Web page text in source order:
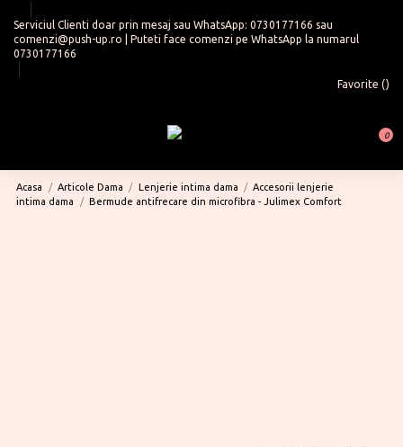
Serviciul Clienti doar prin mesaj sau WhatsApp: 0730177166 sau
comenzi@push-up.ro | Puteti face comenzi pe WhatsApp la numarul
0730177166
Favorite ()
0
Acasa Articole Dama Lenjerie intima dama
Accesorii lenjerie
intima dama
Bermude antifrecare din microfibra - Julimex Comfort